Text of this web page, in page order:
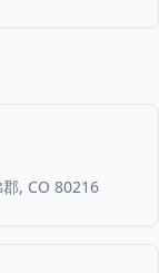
, CO 80216